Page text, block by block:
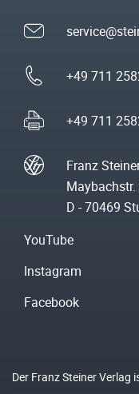
+49 711
+49 711
Franz
Maybachstr.
D - 70469
YouTube
Instagram
Facebook
Der Franz Steiner Verlag